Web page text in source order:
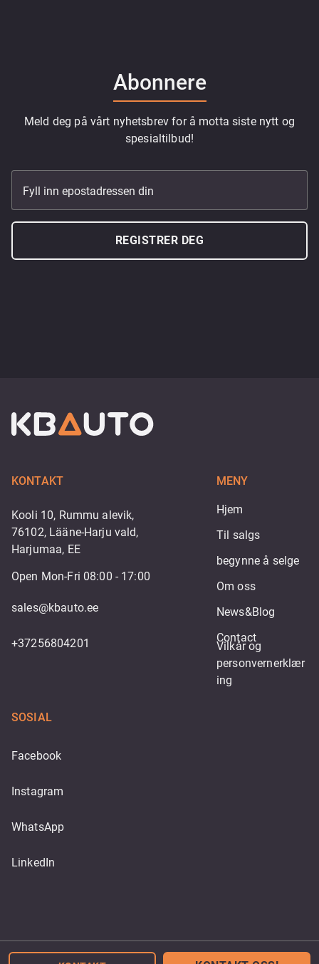
Abonnere
Meld deg på vårt nyhetsbrev for å motta siste nytt og
spesialtilbud!
Fyll inn epostadressen din
REGISTRER DEG
KONTAKT
Kooli 10, Rummu alevik,
76102, Lääne-Harju vald,
Harjumaa, EE
Open Mon-Fri 08:00 - 17:00
sales@kbauto.ee
+37256804201
MENY
Hjem
Til salgs
begynne å selge
Om oss
News&Blog
Contact
Vilkår og
personvernerklær
ing
SOSIAL
Facebook
Instagram
WhatsApp
LinkedIn
Powered by